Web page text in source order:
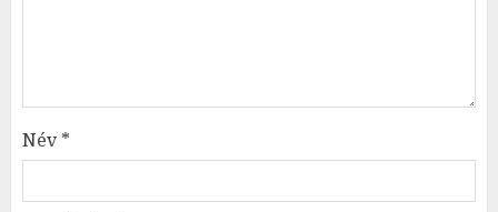
Név*